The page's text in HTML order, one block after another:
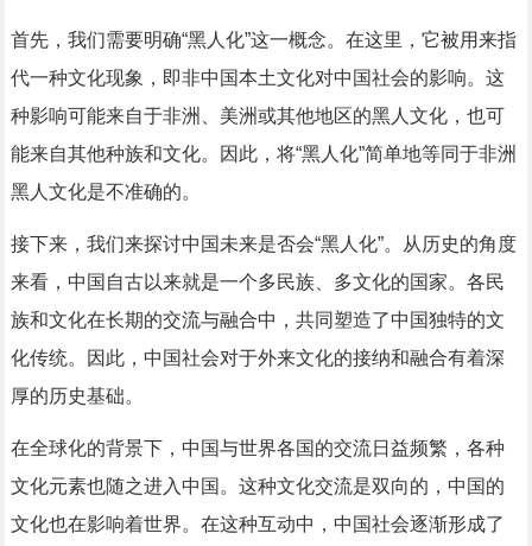
首先，我们需要明确“黑人化”这一概念。在这里，它被用来指
代一种文化现象，即非中国本土文化对中国社会的影响。这
种影响可能来自于非洲、美洲或其他地区的黑人文化，也可
能来自其他种族和文化。因此，将“黑人化”简单地等同于非洲
黑人文化是不准确的。
接下来，我们来探讨中国未来是否会“黑人化”。从历史的角度
来看，中国自古以来就是一个多民族、多文化的国家。各民
族和文化在长期的交流与融合中，共同塑造了中国独特的文
化传统。因此，中国社会对于外来文化的接纳和融合有着深
厚的历史基础。
在全球化的背景下，中国与世界各国的交流日益频繁，各种
文化元素也随之进入中国。这种文化交流是双向的，中国的
文化也在影响着世界。在这种互动中，中国社会逐渐形成了